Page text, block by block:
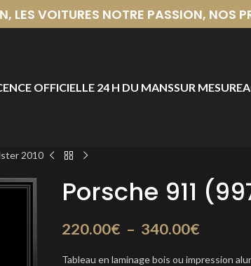
LES VOITURES NOTRE PASSION, NOS
OFFICIELLE 24 H DU MANSSUR MESURE
2010
Porsche 911
220.00€ – 340.00€
Tableau en laminage bois ou impression